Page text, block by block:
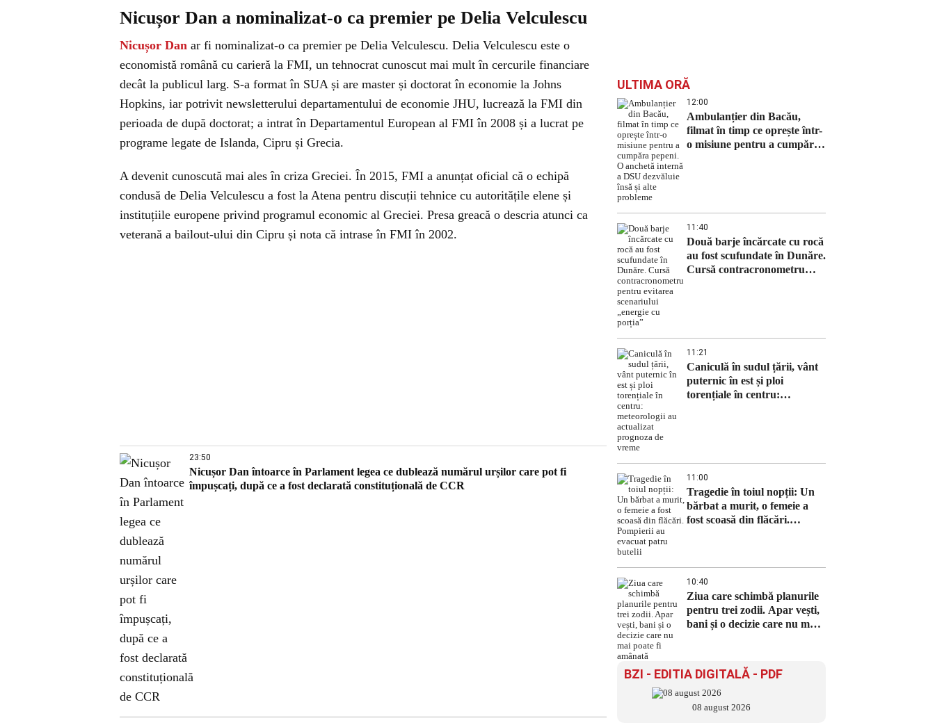
Nicușor Dan a nominalizat-o ca premier pe Delia Velculescu
Nicușor Dan ar fi nominalizat-o ca premier pe Delia Velculescu. Delia Velculescu este o
economistă română cu carieră la FMI, un tehnocrat cunoscut mai mult în cercurile financiare
decât la publicul larg. S-a format în SUA și are master și doctorat în economie la Johns
Hopkins, iar potrivit newsletterului departamentului de economie JHU, lucrează la FMI din
perioada de după doctorat; a intrat în Departamentul European al FMI în 2008 și a lucrat pe
programe legate de Islanda, Cipru și Grecia.
A devenit cunoscută mai ales în criza Greciei. În 2015, FMI a anunțat oficial că o echipă
condusă de Delia Velculescu a fost la Atena pentru discuții tehnice cu autoritățile elene și
instituțiile europene privind programul economic al Greciei. Presa greacă o descria atunci ca
veterană a bailout-ului din Cipru și nota că intrase în FMI în 2002.
23:50
Nicușor Dan întoarce în Parlament legea ce dublează numărul urșilor care pot fi
împușcați, după ce a fost declarată constituțională de CCR
ULTIMA ORĂ
12:00
Ambulanțier din Bacău,
filmat în timp ce oprește într-
o misiune pentru a cumpăra
11:40
Două barje încărcate cu rocă
au fost scufundate în Dunăre.
Cursă contracronometru
11:21
Caniculă în sudul țării, vânt
puternic în est și ploi
torențiale în centru:
11:00
Tragedie în toiul nopții: Un
bărbat a murit, o femeie a
fost scoasă din flăcări.
10:40
Ziua care schimbă planurile
pentru trei zodii. Apar vești,
bani și o decizie care nu mai
BZI - EDITIA DIGITALĂ - PDF
08 august 2026